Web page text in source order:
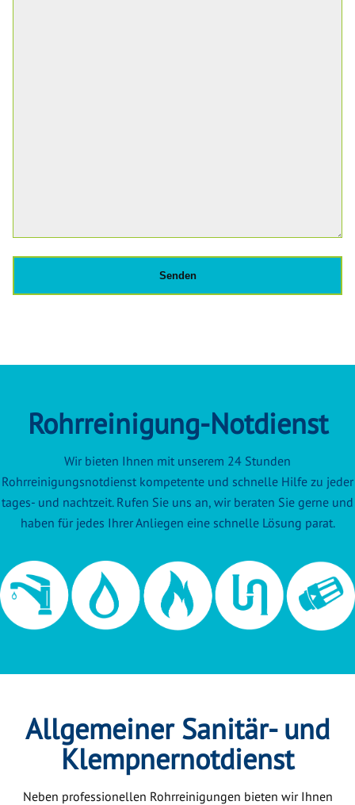
Rohrreinigung-Notdienst
Wir bieten Ihnen mit unserem 24 Stunden
Rohrreinigungsnotdienst kompetente und schnelle Hilfe zu jeder
tages- und nachtzeit. Rufen Sie uns an, wir beraten Sie gerne und
haben für jedes Ihrer Anliegen eine schnelle Lösung parat.
Allgemeiner Sanitär- und
Klempnernotdienst
Neben professionellen Rohrreinigungen bieten wir Ihnen